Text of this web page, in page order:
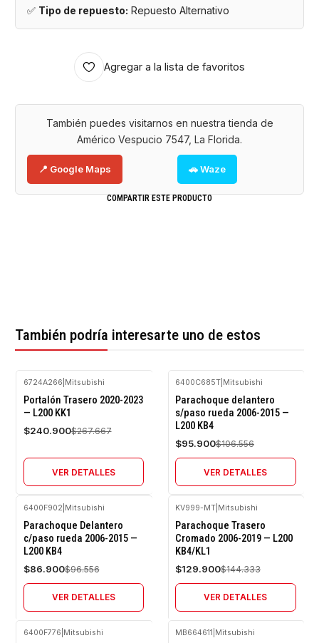
✅ Tipo de repuesto: Repuesto Alternativo
Agregar a la lista de favoritos
También puedes visitarnos en nuestra tienda de
Américo Vespucio 7547, La Florida.
📍 Google Maps 🚗 Waze
COMPARTIR ESTE PRODUCTO
También podría interesarte uno de estos
-10%
OFF
6724A266 Mitsubishi
Portalón Trasero 2020-2023
— L200 KK1
$240.900$267.667
VER DETALLES
-10%
OFF
Agotado
6400C685T Mitsubishi
Parachoque delantero
s/paso rueda 2006-2015 —
L200 KB4
$95.900$106.556
VER DETALLES
-10%
OFF
Agotado
6400F902 Mitsubishi
Parachoque Delantero
c/paso rueda 2006-2015 —
L200 KB4
$86.900$96.556
VER DETALLES
-10%
OFF
Agotado
KV999-MT Mitsubishi
Parachoque Trasero
Cromado 2006-2019 — L200
KB4/KL1
$129.900$144.333
VER DETALLES
6400F776 Mitsubishi MB664611 Mitsubishi